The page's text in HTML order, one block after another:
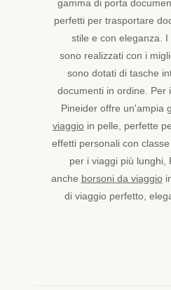
gamma di porta
perfetti per trasportare
stile e con eleganza. I
sono realizzati con i
sono dotati di tasche
documenti in ordine. Per
Pineider offre un'ampia
viaggio in pelle, perfette
effetti personali con
per i viaggi più lunghi,
anche borsoni da viaggio
di viaggio perfetto,